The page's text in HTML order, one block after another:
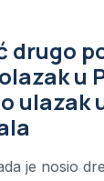
drugo
u
ulazak
je nosio